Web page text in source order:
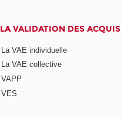
LA VALIDATION DES ACQUIS
La VAE individuelle
La VAE collective
VAPP
VES